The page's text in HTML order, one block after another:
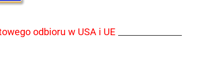
odbioru w USA i UE